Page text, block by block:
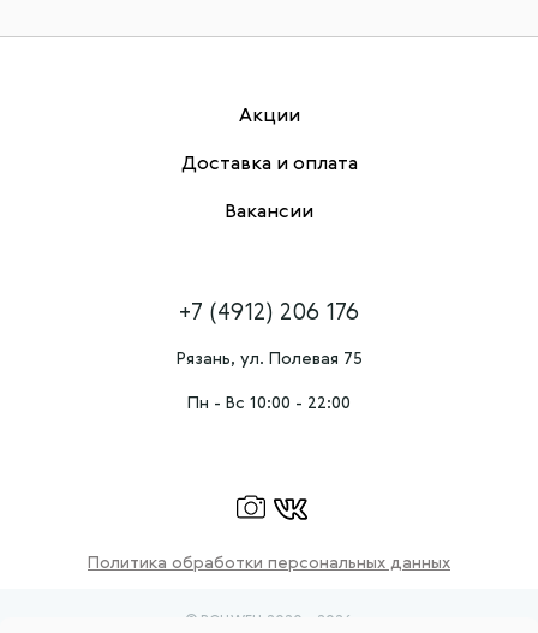
Акции
Доставка и оплата
Вакансии
+7 (4912) 206 176
Рязань, ул. Полевая 75
Пн - Вс 10:00 - 22:00
Политика обработки персональных данных
© ROLLWELL 2020 - 2026